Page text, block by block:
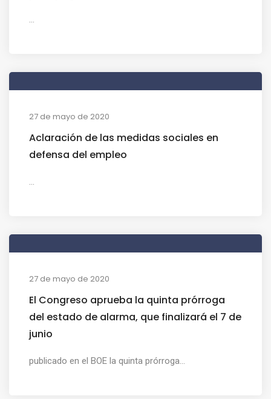
...
27 de mayo de 2020
Aclaración de las medidas sociales en
defensa del empleo
...
27 de mayo de 2020
El Congreso aprueba la quinta prórroga
del estado de alarma, que finalizará el 7 de
junio
publicado en el BOE la quinta prórroga...